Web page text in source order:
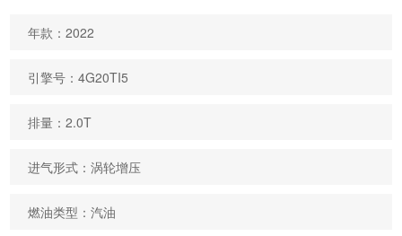
年款：2022
引擎号：4G20TI5
排量：2.0T
进气形式：涡轮增压
燃油类型：汽油